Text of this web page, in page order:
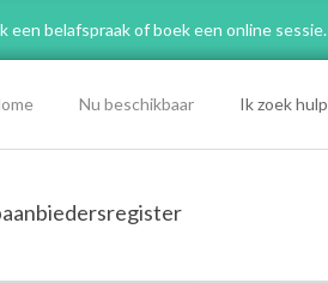
een belafspraakof boek een online sessie.
Nu beschikbaar Ik zoek hulp